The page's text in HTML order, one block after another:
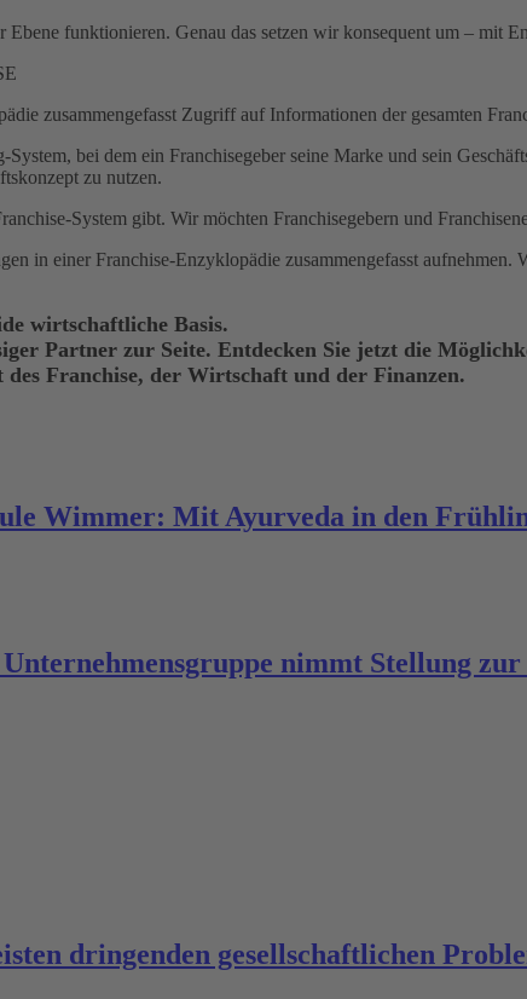
Ebene funktionieren. Genau das setzen wir konsequent um – mit
zusammengefasst Zugriff auf Informationen der gesamten
bei dem ein Franchisegeber seine Marke und sein
zu nutzen.
System gibt. Wir möchten Franchisegebern und
in einer Franchise-Enzyklopädie zusammengefasst
wirtschaftliche Basis.
Partner zur Seite. Entdecken Sie jetzt die
Franchise, der Wirtschaft und der Finanzen.
Wimmer: Mit Ayurveda in den
nimmt Stellung
dringenden gesellschaftlichen